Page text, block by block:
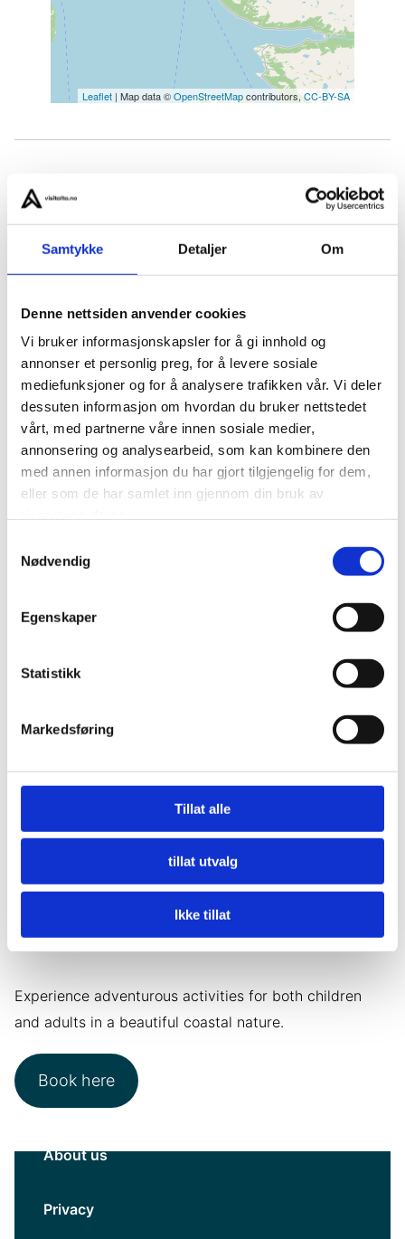
Samtykke Detaljer Om
Denne nettsiden anvender cookies
Vi bruker informasjonskapsler for å gi innhold og
annonser et personlig preg, for å levere sosiale
mediefunksjoner og for å analysere trafikken vår. Vi deler
dessuten informasjon om hvordan du bruker nettstedet
vårt, med partnerne våre innen sosiale medier,
annonsering og analysearbeid, som kan kombinere den
med annen informasjon du har gjort tilgjengelig for dem,
eller som de har samlet inn gjennom din bruk av
Nødvendig
Egenskaper
Statistikk
Markedsføring
Tillat alle
tillat utvalg
Ikke tillat
Leaflet | Map data ©OpenStreetMapcontributors,CC-BY-SA
Join us on a 2.5 hour scooter ride with a guide up the
mountain to various viewpoints where you can enjoy
the view of the outer Altafjord. The trip takes place in
a beautiful hilly coastal terrain where you can spot sea
After the tour, a light meal and coffee/tea are served
in our warm, cozy panoramic barbecue house. Before
the trip, we go through a safety course.
All guests can borrow a warm suit and helmet from us.
Car certificate required.
Welcome to
Storekorsnes 70° North
Experience adventurous activities for both children
and adults in a beautiful coastal nature.
Book here
About us
Privacy